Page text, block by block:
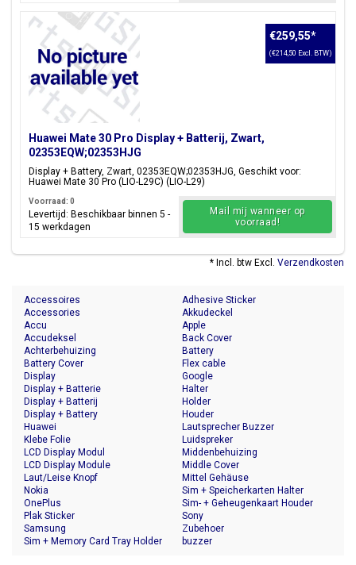
Huawei Mate 30 Pro Display + Batterij, Zwart,
02353EQW;02353HJG
Display + Battery, Zwart, 02353EQW;02353HJG, Geschikt voor:
Huawei Mate 30 Pro (LIO-L29C) (LIO-L29)
€259,55*
(€214,50 Excl. BTW)
Voorraad: 0
Levertijd: Beschikbaar binnen 5 -
15 werkdagen
Mail mij wanneer op
voorraad!
* Incl. btw Excl. Verzendkosten
Accessoires
Accessories
Accu
Accudeksel
Achterbehuizing
Adhesive Sticker
Akkudeckel
Apple
Back Cover
Battery
Battery Cover
Display
Display + Batterie
Display + Batterij
Display + Battery
Flex cable
Google
Halter
Holder
Houder
Huawei
Klebe Folie
LCD Display Modul
LCD Display Module
Laut/Leise Knopf
Lautsprecher Buzzer
Luidspreker
Middenbehuizing
Middle Cover
Mittel Gehäuse
Nokia
OnePlus
Plak Sticker
Samsung
Sim + Memory Card Tray Holder
Sim + Speicherkarten Halter
Sim- + Geheugenkaart Houder
Sony
Zubehoer
buzzer